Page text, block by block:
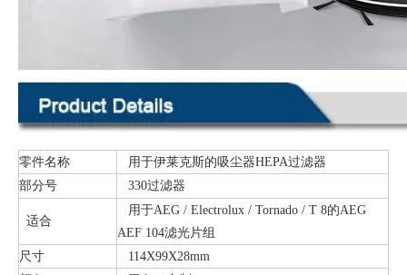
零件名称 用于伊莱克斯的吸尘器HEPA过滤器
部分号 330过滤器
适合
用于AEG / Electrolux / Tornado / T 8的AEG
AEF 104滤光片组
尺寸 114X99X28mm